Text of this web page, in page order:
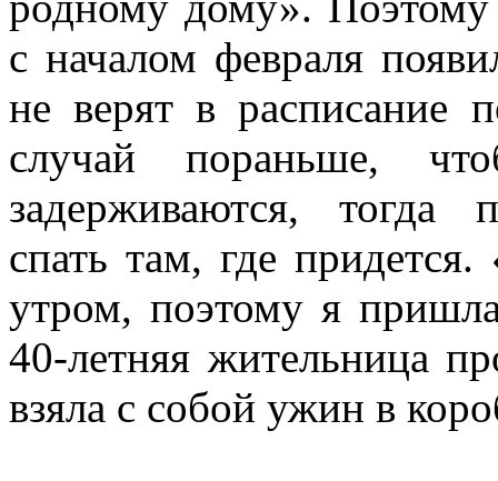
с началом февраля
не верят в расписание
случай пораньше,
задерживаются, тогда
спать там, где
утром, поэтому я
40-летняя жительница
взяла с собой ужин в